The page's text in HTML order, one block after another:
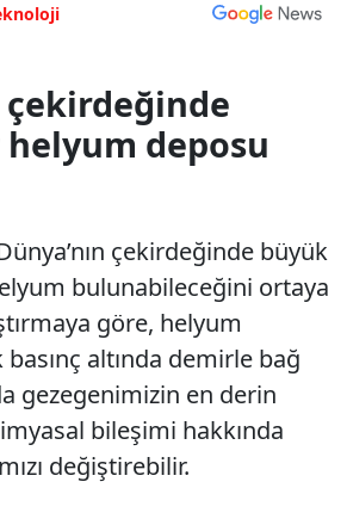
çekirdeğinde
deposu
çekirdeğinde büyük
bulunabileceğini ortaya
göre, helyum
altında demirle bağ
gezegenimizin en derin
bileşimi hakkında
değiştirebilir.